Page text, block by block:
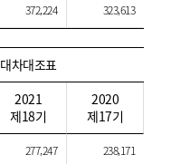
372,224 323,613
대차대조표
2021
제18기
2020
제17기
277,247 238,171